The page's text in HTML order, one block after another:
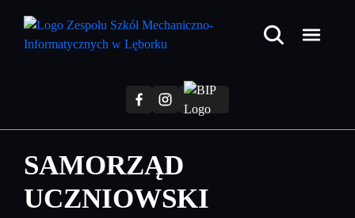
treści
SAMORZĄD
UCZNIOWSKI